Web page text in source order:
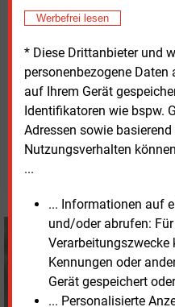
Werbefrei lesen
* Diese Drittanbieter und
personenbezogene
auf Ihrem Gerät
Identifikatoren wie bspw.
Adressen sowie
Nutzungsverhalten
...
... Informationen auf
und/oder abrufen:
Verarbeitungszwecke
Kennungen oder
Gerät gespeichert
... Personalisierte
Smart Metering ein
der erforderlichen Größe
Rollouts von Smart
Dienstag, 11.11.2025, 16:16 Uhr
Fritz Wilhelm